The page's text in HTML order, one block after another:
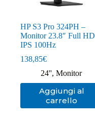
HP S3 Pro 324PH –
Monitor 23.8″ Full HD
IPS 100Hz
138,85€
24'', Monitor
Aggiungi al
carrello